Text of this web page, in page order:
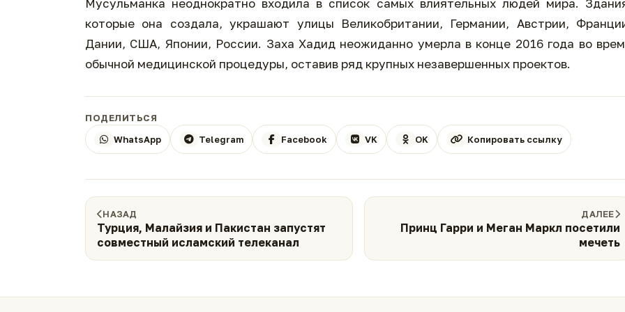
Мусульманка неоднократно входила в список самых влиятельных людей мира.
которые она создала, украшают улицы Великобритании, Германии, Австрии,
Дании, США, Японии, России. Заха Хадид неожиданно умерла в конце 2016 года во
обычной медицинской процедуры, оставив ряд крупных незавершенных проектов.
ПОДЕЛИТЬСЯ
WhatsApp
Telegram Facebook VK OK Копировать ссылку
НАЗАД
Турция, Малайзия и Пакистан запустят
совместный исламский телеканал
ДАЛЕЕ
Принц Гарри и Меган Маркл посетили
мечеть